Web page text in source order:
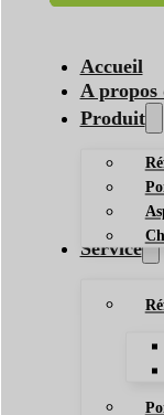
Accueil
A propos
Produit
Service